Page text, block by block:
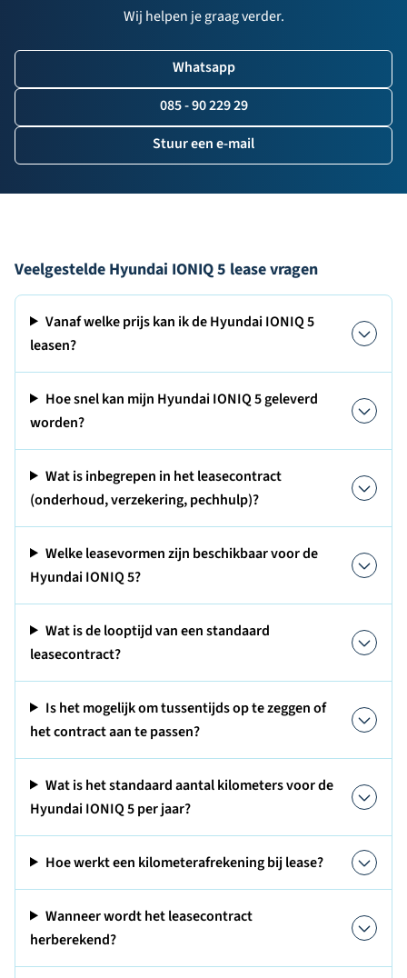
Wij helpen je graag verder.
Whatsapp
085 - 90 229 29
Stuur een e-mail
Veelgestelde Hyundai IONIQ 5 lease vragen
Vanaf welke prijs kan ik de Hyundai IONIQ 5
leasen?
Hoe snel kan mijn Hyundai IONIQ 5 geleverd
worden?
Wat is inbegrepen in het leasecontract
(onderhoud, verzekering, pechhulp)?
Welke leasevormen zijn beschikbaar voor de
Hyundai IONIQ 5?
Wat is de looptijd van een standaard
leasecontract?
Is het mogelijk om tussentijds op te zeggen of
het contract aan te passen?
Wat is het standaard aantal kilometers voor de
Hyundai IONIQ 5 per jaar?
Hoe werkt een kilometerafrekening bij lease?
Wanneer wordt het leasecontract
herberekend?